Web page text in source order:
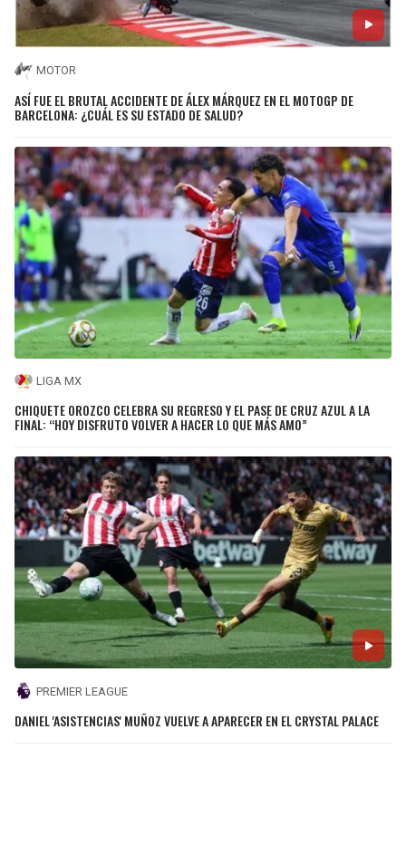
MOTOR
ASÍ FUE EL BRUTAL ACCIDENTE DE ÁLEX MÁRQUEZ EN EL MOTOGP DE
BARCELONA: ¿CUÁL ES SU ESTADO DE SALUD?
LIGA MX
CHIQUETE OROZCO CELEBRA SU REGRESO Y EL PASE DE CRUZ AZUL A LA
FINAL: “HOY DISFRUTO VOLVER A HACER LO QUE MÁS AMO”
PREMIER LEAGUE
DANIEL 'ASISTENCIAS' MUÑOZ VUELVE A APARECER EN EL CRYSTAL PALACE